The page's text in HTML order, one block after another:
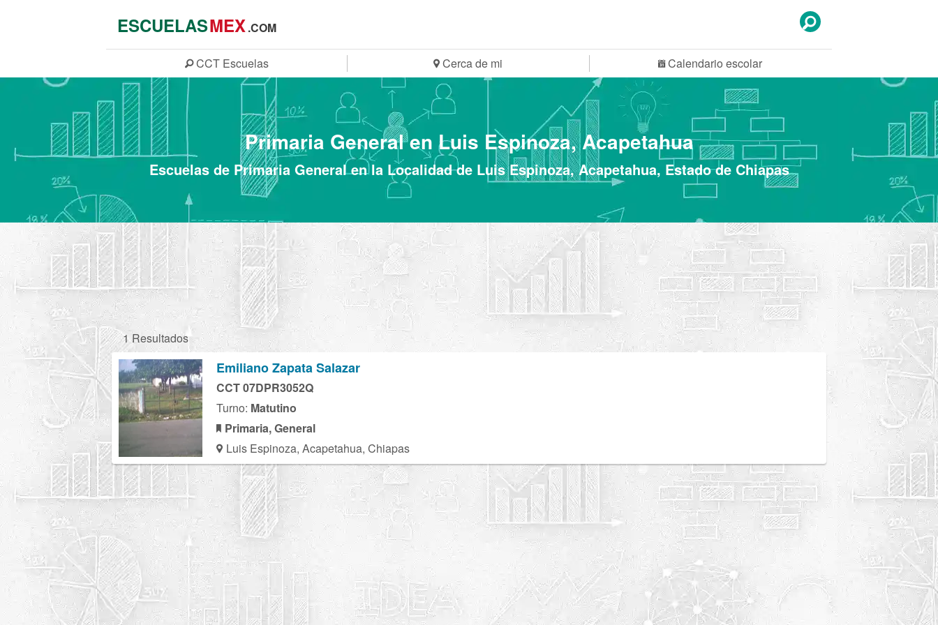
ESCUELASMEX.COM
CCT Escuelas Cerca de mi Calendario escolar
Primaria General en Luis Espinoza, Acapetahua
Escuelas de Primaria General en la Localidad de Luis Espinoza, Acapetahua, Estado de Chiapas
1 Resultados
Emiliano Zapata Salazar
CCT 07DPR3052Q
Turno: Matutino
Primaria, General
Luis Espinoza, Acapetahua, Chiapas